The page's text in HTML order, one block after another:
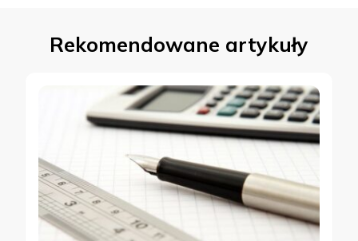
Rekomendowane artykuły